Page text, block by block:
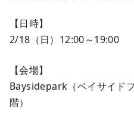
【日時】
2/18（日）12:00～19:00
【会場】
Baysidepark（ベイサイド
階）